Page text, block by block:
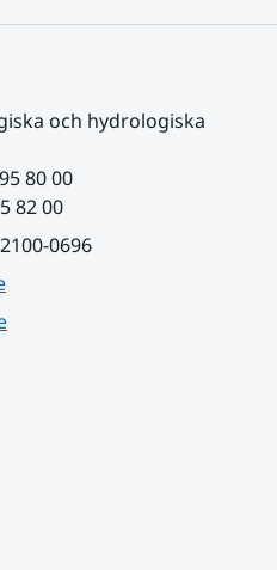
och hydrologiska
80 00
82 00
0696